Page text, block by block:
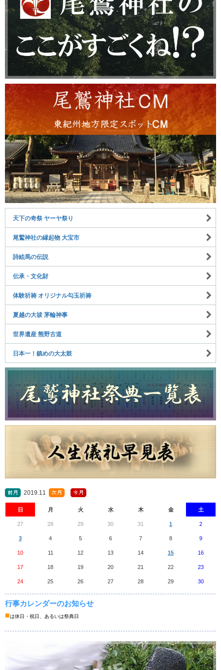
天下の奇祭 ヤーヤ祭り
尾鷲神社の縁起物 大宝市
詩絵馬の伝説
伝承・文化財
体験祈祷 オリジナル勾玉祈祷
夏越の大祓 茅輪神事
世界遺産 熊野古道
日本一！鎮めの大太鼓
2019.11
日 月 火 水 木 金 土
27 28 29 30 31 1 2
3 4 5 6 7 8 9
10 11 12 13 14 15 16
17 18 19 20 21 22 23
24 25 26 27 28 29 30
行事カレンダーのお知らせ
■は休日・祝日、あるいは祭典日